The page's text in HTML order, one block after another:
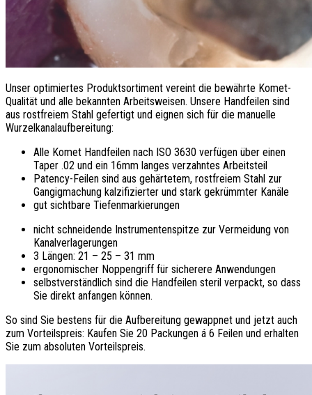
Unser optimiertes Produktsortiment vereint die bewährte Komet-
Qualität und alle bekannten Arbeitsweisen. Unsere Handfeilen sind
aus rostfreiem Stahl gefertigt und eignen sich für die manuelle
Wurzelkanalaufbereitung:
Alle Komet Handfeilen nach ISO 3630 verfügen über einen
Taper .02 und ein 16mm langes verzahntes Arbeitsteil
Patency-Feilen sind aus gehärtetem, rostfreiem Stahl zur
Gangigmachung kalzifizierter und stark gekrümmter Kanäle
gut sichtbare Tiefenmarkierungen
nicht schneidende Instrumentenspitze zur Vermeidung von
Kanalverlagerungen
3 Längen: 21 – 25 – 31 mm
ergonomischer Noppengriff für sicherere Anwendungen
selbstverständlich sind die Handfeilen steril verpackt, so dass
Sie direkt anfangen können.
So sind Sie bestens für die Aufbereitung gewappnet und jetzt auch
zum Vorteilspreis: Kaufen Sie 20 Packungen á 6 Feilen und erhalten
Sie zum absoluten Vorteilspreis.